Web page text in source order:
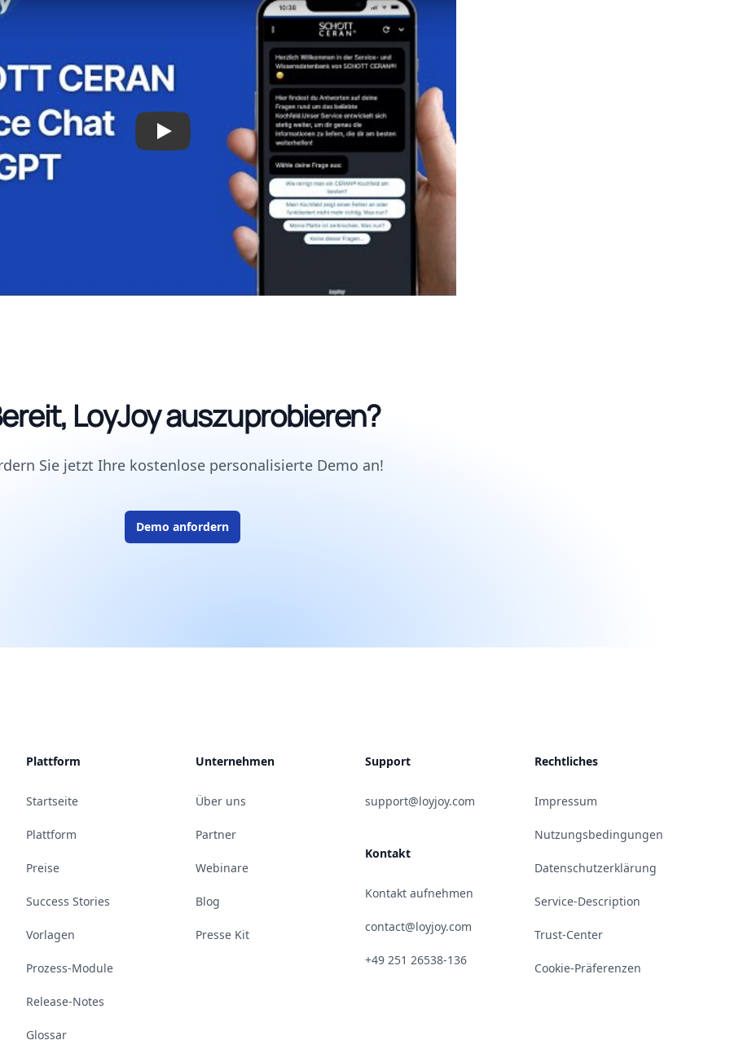
LoyJoy auszuprobieren?
Sie jetzt Ihre kostenlose personalisierte Demo an!
Demo anfordern
Plattform
Startseite
Plattform
Preise
Success Stories
Vorlagen
Prozess-Module
Release-Notes
Glossar
Unternehmen
Über uns
Partner
Webinare
Blog
Presse Kit
Support
support@loyjoy.com
Kontakt
Kontakt aufnehmen
contact@loyjoy.com
+49 251 26538-136
Rechtliches
Impressum
Nutzungsbedingungen
Datenschutzerklärung
Service-Description
Trust-Center
Cookie-Präferenzen